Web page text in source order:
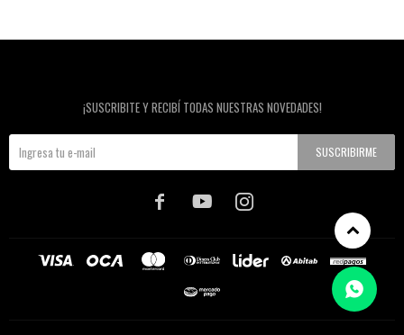
¡SUSCRIBITE Y RECIBÍ TODAS NUESTRAS NOVEDADES!
SUSCRIBIRME
  